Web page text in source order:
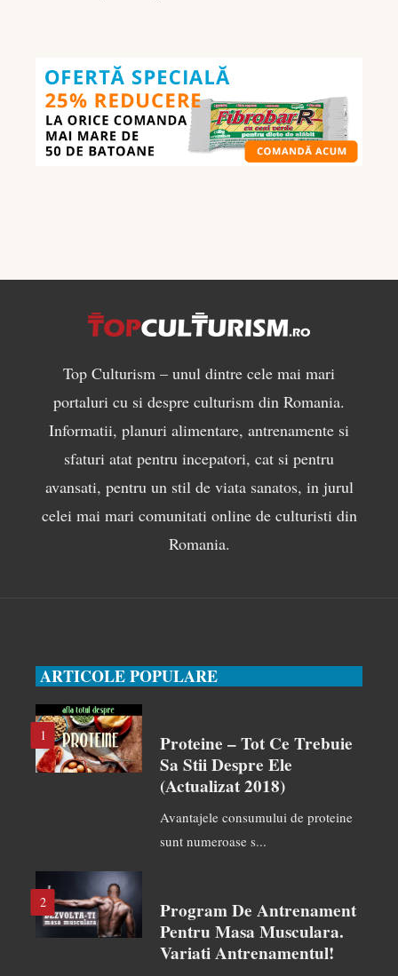
mănânci
pentru
masă
musculară
Top Culturism – unul dintre cele mai mari
portaluri cu si despre culturism din Romania.
Informatii, planuri alimentare, antrenamente si
sfaturi atat pentru incepatori, cat si pentru
avansati, pentru un stil de viata sanatos, in jurul
celei mai mari comunitati online de culturisti din
Romania.
ARTICOLE POPULARE
1
Proteine – Tot Ce Trebuie
Sa Stii Despre Ele
(actualizat 2018)
Avantajele consumului de proteine
sunt numeroase s...
2
Program De Antrenament
Pentru Masa Musculara.
Variati Antrenamentul!